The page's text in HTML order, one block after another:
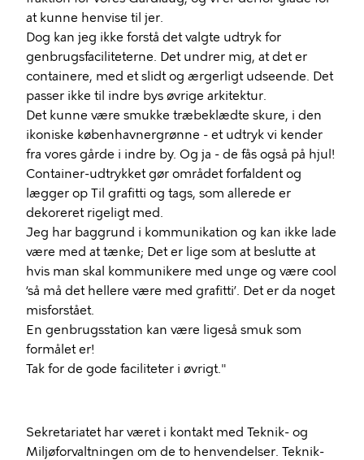
at kunne henvise til jer.
Dog kan jeg ikke forstå det valgte udtryk for
genbrugsfaciliteterne. Det undrer mig, at det er
containere, med et slidt og ærgerligt udseende. Det
passer ikke til indre bys øvrige arkitektur.
Det kunne være smukke træbeklædte skure, i den
ikoniske københavnergrønne - et udtryk vi kender
fra vores gårde i indre by. Og ja - de fås også på hjul!
Container-udtrykket gør området forfaldent og
lægger op Til grafitti og tags, som allerede er
dekoreret rigeligt med.
Jeg har baggrund i kommunikation og kan ikke lade
være med at tænke; Det er lige som at beslutte at
hvis man skal kommunikere med unge og være cool
‘så må det hellere være med grafitti’. Det er da noget
misforstået.
En genbrugsstation kan være ligeså smuk som
formålet er!
Tak for de gode faciliteter i øvrigt."
Sekretariatet har været i kontakt med Teknik- og
Miljøforvaltningen om de to henvendelser. Teknik-